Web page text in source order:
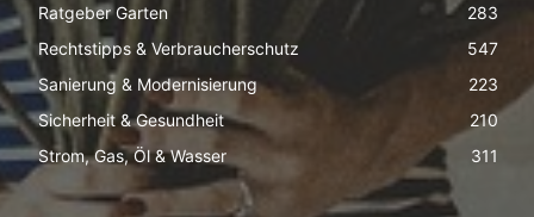
Ratgeber Garten
283
Rechtstipps & Verbraucherschutz
547
Sanierung & Modernisierung
223
Sicherheit & Gesundheit
210
Strom, Gas, Öl & Wasser
311